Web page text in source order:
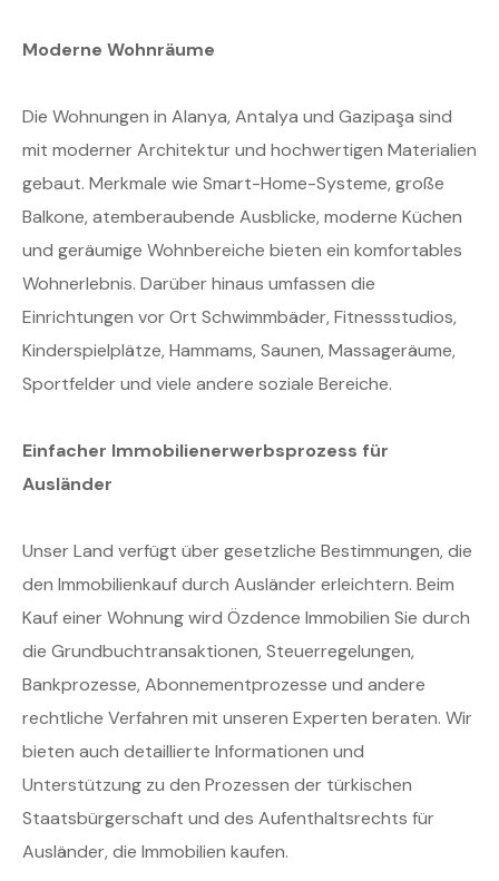
Moderne Wohnräume
Die Wohnungen in Alanya, Antalya und Gazipaşa sind
mit moderner Architektur und hochwertigen Materialien
gebaut. Merkmale wie Smart-Home-Systeme, große
Balkone, atemberaubende Ausblicke, moderne Küchen
und geräumige Wohnbereiche bieten ein komfortables
Wohnerlebnis. Darüber hinaus umfassen die
Einrichtungen vor Ort Schwimmbäder, Fitnessstudios,
Kinderspielplätze, Hammams, Saunen, Massageräume,
Sportfelder und viele andere soziale Bereiche.
Einfacher Immobilienerwerbsprozess für
Ausländer
Unser Land verfügt über gesetzliche Bestimmungen, die
den Immobilienkauf durch Ausländer erleichtern. Beim
Kauf einer Wohnung wird Özdence Immobilien Sie durch
die Grundbuchtransaktionen, Steuerregelungen,
Bankprozesse, Abonnementprozesse und andere
rechtliche Verfahren mit unseren Experten beraten. Wir
bieten auch detaillierte Informationen und
Unterstützung zu den Prozessen der türkischen
Staatsbürgerschaft und des Aufenthaltsrechts für
Ausländer, die Immobilien kaufen.